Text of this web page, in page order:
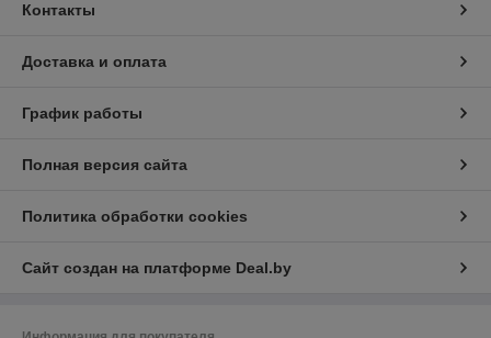
Контакты
Доставка и оплата
График работы
Полная версия сайта
Политика обработки cookies
Сайт создан на платформе Deal.by